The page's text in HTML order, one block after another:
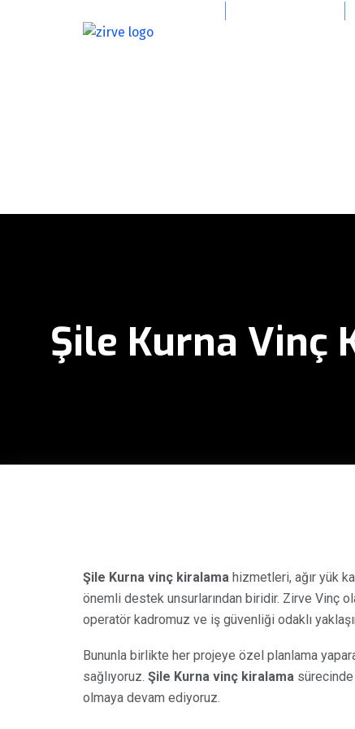
Şile Kurna Vinç
Şile Kurna vinç kiralama hizmetleri, ağır yük
önemli destek unsurlarından biridir. Zirve Vinç
operatör kadromuz ve iş güvenliği odaklı
Bununla birlikte her projeye özel planlama
sağlıyoruz. Şile Kurna vinç kiralama
olmaya devam ediyoruz.